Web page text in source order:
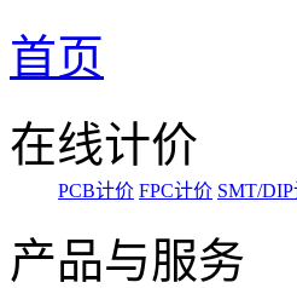
首页
在线计价
PCB计价 FPC计价 SMT/
产品与服务